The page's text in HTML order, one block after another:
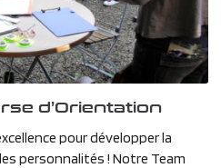
d’Orientation
pour développer la
personnalités ! Notre Team